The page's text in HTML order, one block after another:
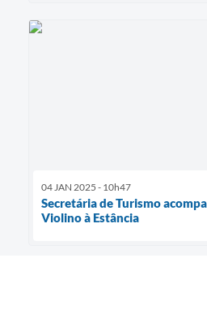
04 JAN 2025 - 10h47
Secretária de Turismo
Violino à Estância